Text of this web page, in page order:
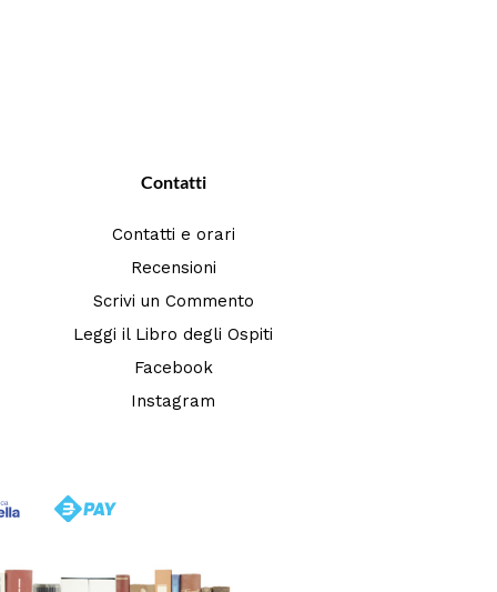
Contatti
Contatti e orari
Recensioni
Scrivi un Commento
Leggi il Libro degli Ospiti
Facebook
Instagram